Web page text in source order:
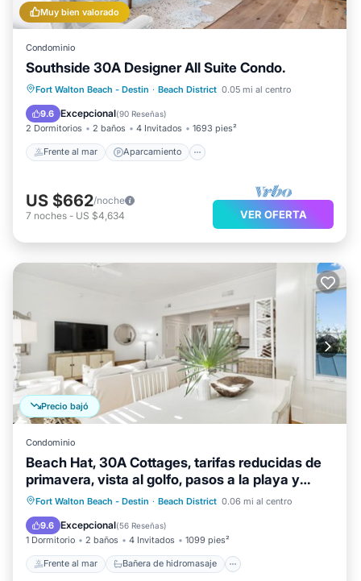
Muy bien valorado
Condominio
Southside 30A Designer All Suite Condo.
Fort Walton Beach - Destin · Beach District 0.05 mi al centro
9.6 Excepcional(90 Reseñas)
2 Dormitorios 2 baños 4 Invitados 1693 pies²
Frente al mar Aparcamiento
Frente al mar Aparcamiento
Piscina
Vista al mar
US $662/noche
7 noches - US $4,634 VER OFERTA
Precio bajó
Condominio
Beach Hat, 30A Cottages, tarifas reducidas de
primavera, vista al golfo, pasos a la playa y
WaterColor Town Center.
Fort Walton Beach - Destin · Beach District 0.06 mi al centro
9.6 Excepcional(56 Reseñas)
1 Dormitorio 2 baños 4 Invitados 1099 pies²
Frente al mar Bañera de hidromasaje
Frente al mar
Bañera de hidromasaje
Aparcamiento